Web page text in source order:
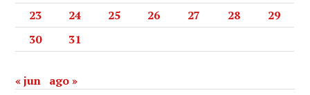
23
24 25 26 27 28
29
30
31
« jun ago »